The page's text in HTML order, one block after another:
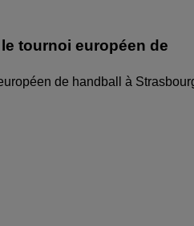
tournoi européen de
de handball à